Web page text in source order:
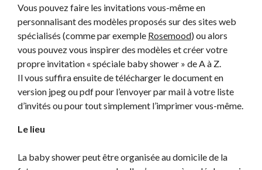
Vous pouvez faire les invitations vous-même en
personnalisant des modèles proposés sur des sites web
spécialisés (comme par exemple Rosemood) ou alors
vous pouvez vous inspirer des modèles et créer votre
propre invitation « spéciale baby shower » de A à Z.
Il vous suffira ensuite de télécharger le document en
version jpeg ou pdf pour l’envoyer par mail à votre liste
d’invités ou pour tout simplement l’imprimer vous-même.
Le lieu
La baby shower peut être organisée au domicile de la